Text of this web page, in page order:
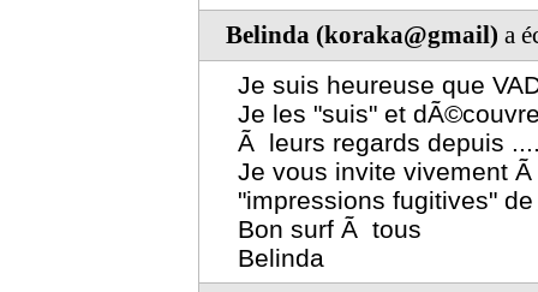
Belinda (koraka@gmail) a
Je suis heureuse que
Je les "suis" et
Ã leurs regards depuis
Je vous invite vivement
"impressions fugitives"
Bon surf Ã tous
Belinda